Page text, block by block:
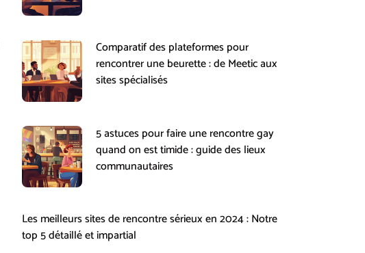
Comparatif des plateformes pour
rencontrer une beurette : de Meetic aux
sites spécialisés
5 astuces pour faire une rencontre gay
quand on est timide : guide des lieux
communautaires
Les meilleurs sites de rencontre sérieux en 2024 : Notre
top 5 détaillé et impartial